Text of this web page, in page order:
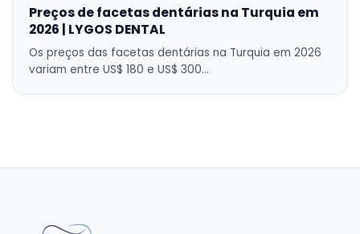
Preços de facetas dentárias na Turquia em
2026 | LYGOS DENTAL
Os preços das facetas dentárias na Turquia em 2026
variam entre US$ 180 e US$ 300…